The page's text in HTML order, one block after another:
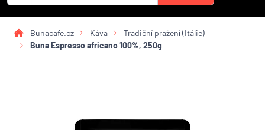
Bunacafe.cz Káva
Tradiční pražení (Itálie)
Buna Espresso africano 100%, 250g